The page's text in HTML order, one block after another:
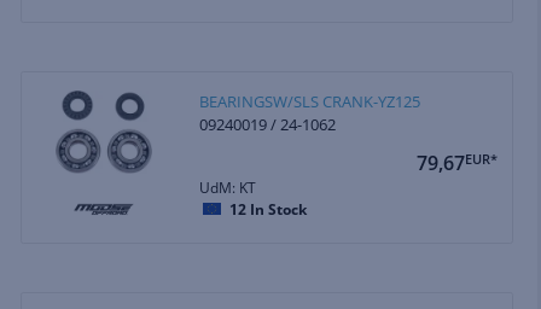
BEARINGSW/SLS CRANK-YZ125
09240019 / 24-1062
79,67EUR*
UdM: KT
12 In Stock